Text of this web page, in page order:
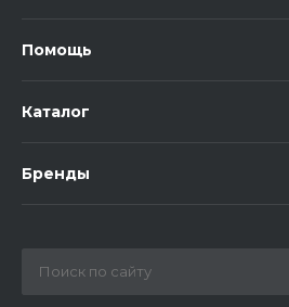
Помощь
Каталог
Бренды